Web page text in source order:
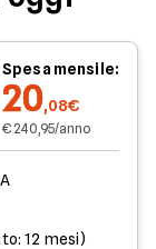
Spesa mensile:
20,08€
€ 240,95/anno
12 mesi)